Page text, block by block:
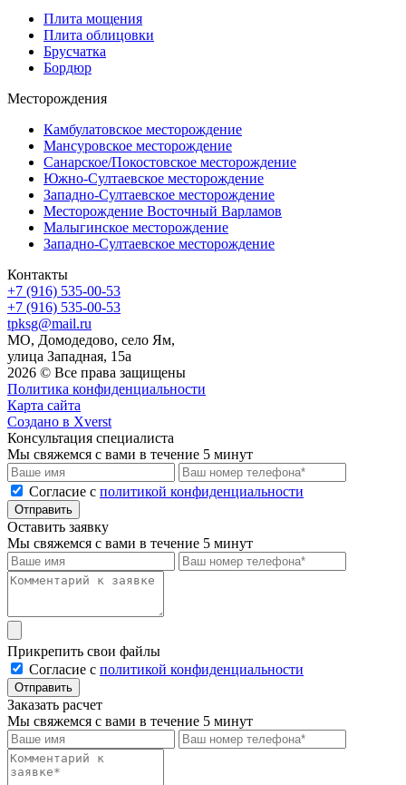
Плита мощения
Плита облицовки
Брусчатка
Бордюр
Месторождения
Камбулатовское месторождение
Мансуровское месторождение
Санарское/Покостовское месторождение
Южно-Султаевское месторождение
Западно-Султаевское месторождение
Месторождение Восточный Варламов
Малыгинское месторождение
Западно-Султаевское месторождение
Контакты
+7 (916) 535-00-53
+7 (916) 535-00-53
tpksg@mail.ru
МО, Домодедово, село Ям,
улица Западная, 15а
2026 © Все права защищены
Политика конфиденциальности
Карта сайта
Создано в Xverst
Консультация специалиста
Мы свяжемся с вами в течение 5 минут
Cогласие с политикой конфиденциальности
Отправить
Оставить заявку
Мы свяжемся с вами в течение 5 минут
Прикрепить свои файлы
Cогласие с политикой конфиденциальности
Отправить
Заказать расчет
Мы свяжемся с вами в течение 5 минут